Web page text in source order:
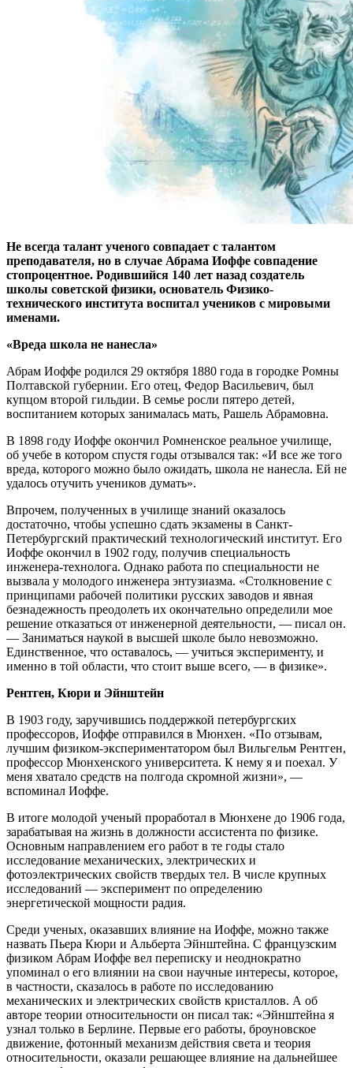
Не всегда талант ученого совпадает с талантом
преподавателя, но в случае Абрама Иоффе совпадение
стопроцентное. Родившийся 140 лет назад создатель
школы советской физики, основатель Физико-
технического института воспитал учеников с мировыми
именами.
«Вреда школа не нанесла»
Абрам Иоффе родился 29 октября 1880 года в городке Ромны
Полтавской губернии. Его отец, Федор Васильевич, был
купцом второй гильдии. В семье росли пятеро детей,
воспитанием которых занималась мать, Рашель Абрамовна.
В 1898 году Иоффе окончил Ромненское реальное училище,
об учебе в котором спустя годы отзывался так: «И все же того
вреда, которого можно было ожидать, школа не нанесла. Ей не
удалось отучить учеников думать».
Впрочем, полученных в училище знаний оказалось
достаточно, чтобы успешно сдать экзамены в Санкт-
Петербургский практический технологический институт. Его
Иоффе окончил в 1902 году, получив специальность
инженера-технолога. Однако работа по специальности не
вызвала у молодого инженера энтузиазма. «Столкновение с
принципами рабочей политики русских заводов и явная
безнадежность преодолеть их окончательно определили мое
решение отказаться от инженерной деятельности, — писал он.
— Заниматься наукой в высшей школе было невозможно.
Единственное, что оставалось, — учиться эксперименту, и
именно в той области, что стоит выше всего, — в физике».
Рентген, Кюри и Эйнштейн
В 1903 году, заручившись поддержкой петербургских
профессоров, Иоффе отправился в Мюнхен. «По отзывам,
лучшим физиком-экспериментатором был Вильгельм Рентген,
профессор Мюнхенского университета. К нему я и поехал. У
меня хватало средств на полгода скромной жизни», —
вспоминал Иоффе.
В итоге молодой ученый проработал в Мюнхене до 1906 года,
зарабатывая на жизнь в должности ассистента по физике.
Основным направлением его работ в те годы стало
исследование механических, электрических и
фотоэлектрических свойств твердых тел. В числе крупных
исследований — эксперимент по определению
энергетической мощности радия.
Среди ученых, оказавших влияние на Иоффе, можно также
назвать Пьера Кюри и Альберта Эйнштейна. С французским
физиком Абрам Иоффе вел переписку и неоднократно
упоминал о его влиянии на свои научные интересы, которое,
в частности, сказалось в работе по исследованию
механических и электрических свойств кристаллов. А об
авторе теории относительности он писал так: «Эйнштейна я
узнал только в Берлине. Первые его работы, броуновское
движение, фотонный механизм действия света и теория
относительности, оказали решающее влияние на дальнейшее